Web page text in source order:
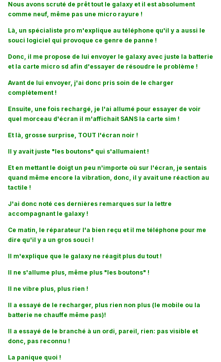
Nous avons scruté de prêt tout le galaxy et il est absolument
comme neuf, même pas une micro rayure !
Là, un spécialiste pro m'explique au téléphone qu'il y a aussi le
souci logiciel qui provoque ce genre de panne !
Donc, il me propose de lui envoyer le galaxy avec juste la batterie
et la carte micro sd afin d'essayer de résoudre le problème !
Avant de lui envoyer, j'ai donc pris soin de le charger
complètement !
Ensuite, une fois rechargé, je l'ai allumé pour essayer de voir
quel morceau d'écran il m'affichait SANS la carte sim !
Et là, grosse surprise, TOUT l'écran noir !
Il y avait juste "les boutons" qui s'allumaient !
Et en mettant le doigt un peu n'importe où sur l'écran, je sentais
quand même encore la vibration, donc, il y avait une réaction au
tactile !
J'ai donc noté ces dernières remarques sur la lettre
accompagnant le galaxy !
Ce matin, le réparateur l'a bien reçu et il me téléphone pour me
dire qu'il y a un gros souci !
Il m'explique que le galaxy ne réagit plus du tout !
Il ne s'allume plus, même plus "les boutons" !
Il ne vibre plus, plus rien !
Il a essayé de le recharger, plus rien non plus (le mobile ou la
batterie ne chauffe même pas)!
Il a essayé de le branché à un ordi, pareil, rien: pas visible et
donc, pas reconnu !
La panique quoi !